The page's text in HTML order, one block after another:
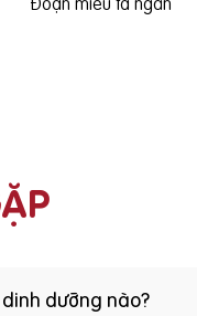
dưỡng nào?